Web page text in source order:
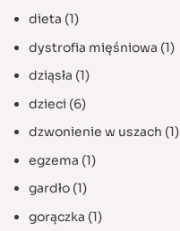
dieta (1)
dystrofia mięśniowa (1)
dziąsła (1)
dzieci (6)
dzwonienie w uszach (1)
egzema (1)
gardło(1)
gorączka (1)